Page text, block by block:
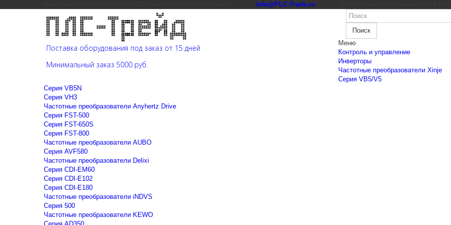
info@PLC-Trade.ru
Поставка оборудования под заказ от 15 дней
Минимальный заказ 5000 руб.
Поиск
Меню
Контроль и управление
Инверторы
Частотные преобразователи Xinje
Cерия VB5/V5
Cерия VB5N
Cерия VH3
Частотные преобразователи Anyhertz Drive
Серия FST-500
Серия FST-650S
Серия FST-800
Частотные преобразователи AUBO
Серия AVF580
Частотные преобразователи Delixi
Серия CDI-EM60
Серия CDI-E102
Серия CDI-E180
Частотные преобразователи iNDVS
Серия 500
Частотные преобразователи KEWO